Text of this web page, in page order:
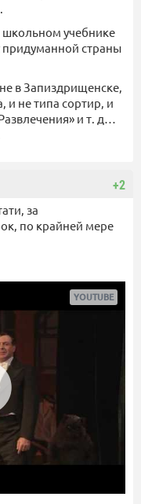
школьном учебнике
придуманной страны
в Запиздрищенске,
и не типа сортир, и
и т. д…
+2
за
по крайней мере